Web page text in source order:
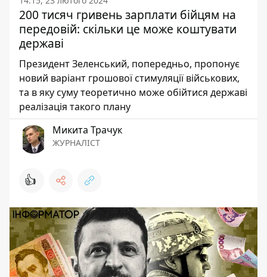
200 тисяч гривень зарплати бійцям на
передовій: скільки це може коштувати
державі
Президент Зеленський, попередньо, пропонує
новий варіант грошової стимуляції військових,
та в яку суму теоретично може обійтися державі
реалізація такого плану
Микита Трачук
ЖУРНАЛІСТ
👍